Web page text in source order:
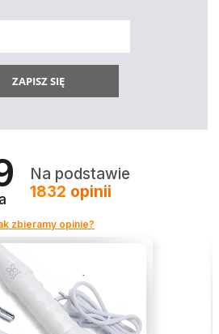
ZAPISZ SIĘ
Na podstawie
1832 opinii
zbieramy opinie?